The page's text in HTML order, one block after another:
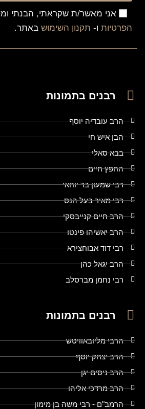
אני מאשר/ת שקראתי, הבנתי
הפרטיות ו- תקנון השימוש באתר.
רבנים בתמונות
הרב עובדיה יוסף
הבן איש חי
בבא סאלי
החפץ חיים
רבי שמעון בר יוחאי
רבי מאיר בעל הנס
הרב חיים קנייבסקי
הרב יאשיהו פינטו
רבי דוד אבוחצירא
הרב יגאל כהן
רבי נחמן מברסלב
רבנים בתמונות
הרבי מליובאוויטש
הרב יצחק יוסף
הרב ניסים יגן
הרב מרדכי אליהו
הרמב"ם - רבי משה בן מימון